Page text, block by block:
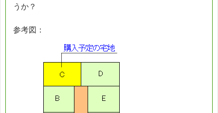
うか？
参考図：